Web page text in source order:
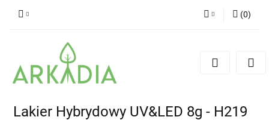
(0)
Lakier Hybrydowy UV&LED 8g - H219